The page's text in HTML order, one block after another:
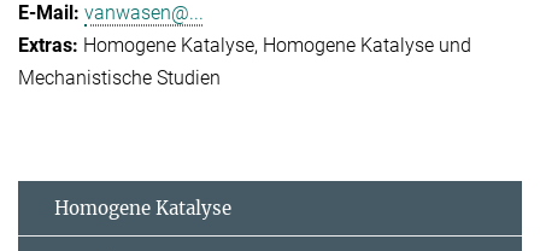
vanwasen@...
Homogene Katalyse Homogene Katalyse und
Mechanistische Studien
Homogene Katalyse